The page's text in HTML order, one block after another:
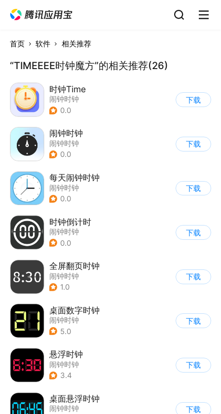
首页 软件 相关推荐
“TIMEEEE时钟魔方”的相关推荐(26)
时钟Time
闹钟时钟
0.0
下载
闹钟时钟
闹钟时钟
0.0
下载
每天闹钟时钟
闹钟时钟
0.0
下载
时钟倒计时
闹钟时钟
0.0
下载
全屏翻页时钟
闹钟时钟
1.0
下载
桌面数字时钟
闹钟时钟
5.0
下载
悬浮时钟
闹钟时钟
3.4
下载
桌面悬浮时钟
闹钟时钟
下载